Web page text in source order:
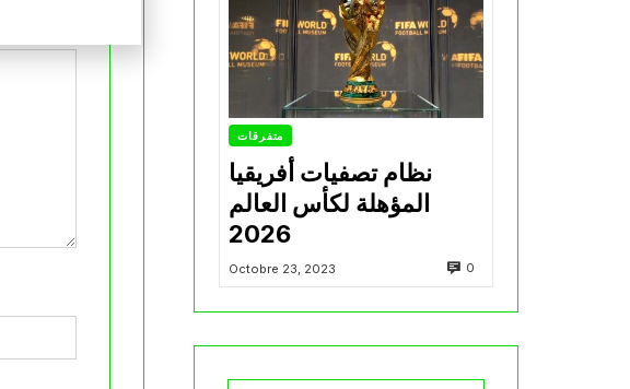
متفرقات
نظام تصفيات أفريقيا
المؤهلة لكأس العالم
2026
Octobre 23, 2023 0